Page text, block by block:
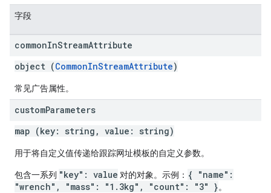
字段
commonInStreamAttribute
object (CommonInStreamAttribute)
常见广告属性。
customParameters
map (key: string, value: string)
用于将自定义值传递给跟踪网址模板的自定义参数。
包含一系列 "key": value 对的对象。示例： { "name":
"wrench", "mass": "1.3kg", "count": "3" }。